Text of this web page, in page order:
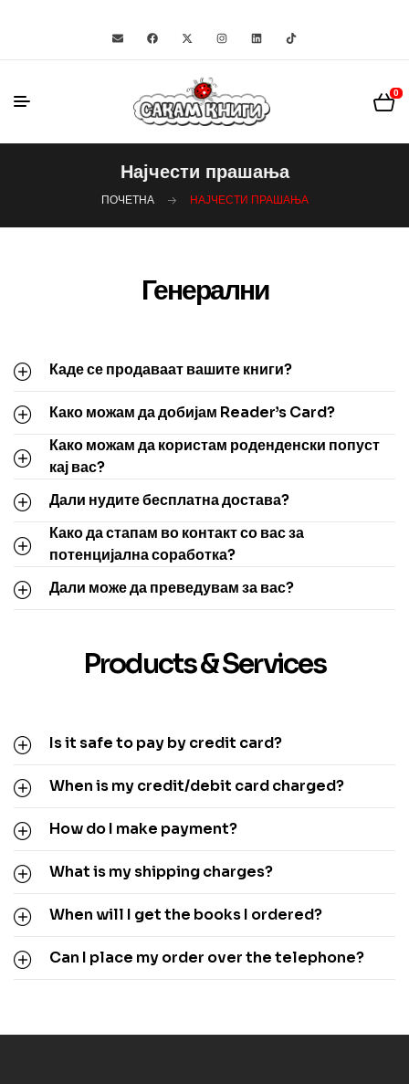
0
Најчести прашања
ПОЧЕТНА НАЈЧЕСТИ ПРАШАЊА
Генерални
Каде се продаваат вашите книги?
Како можам да добијам Reader’s Card?
Како можам да користам роденденски попуст
кај вас?
Дали нудите бесплатна достава?
Како да стапам во контакт со вас за
потенцијална соработка?
Дали може да преведувам за вас?
Products & Services
Is it safe to pay by credit card?
When is my credit/debit card charged?
How do I make payment?
What is my shipping charges?
When will I get the books I ordered?
Can I place my order over the telephone?